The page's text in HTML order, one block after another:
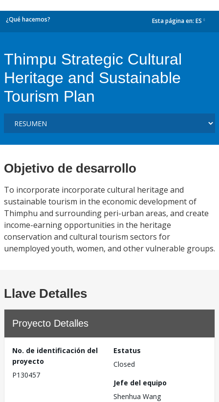
¿Qué hacemos? Esta página en: ES
Thimpu Strategic Cultural
Heritage and Sustainable
Tourism Plan
Objetivo de desarrollo
To incorporate incorporate cultural heritage and
sustainable tourism in the economic development of
Thimphu and surrounding peri-urban areas, and create
income-earning opportunities in the heritage
conservation and cultural tourism sectors for
unemployed youth, women, and other vulnerable groups.
Llave Detalles
Proyecto Detalles
No. de identificación del
proyecto
P130457
Estatus
Closed
Jefe del equipo
Shenhua Wang